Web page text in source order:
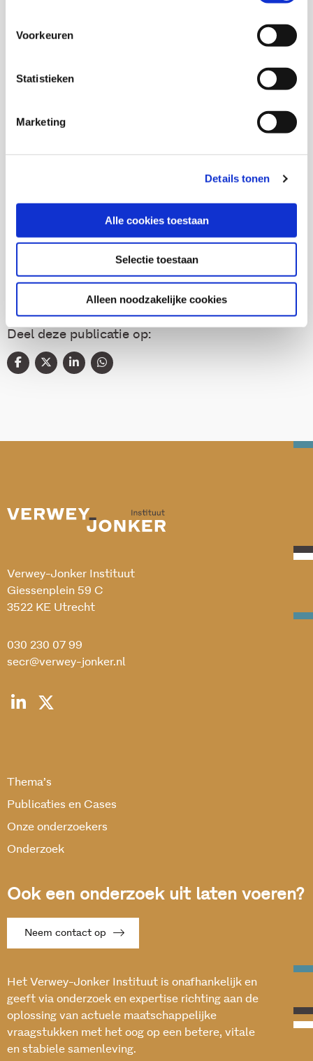
Voorkeuren
Statistieken
Marketing
Details tonen
Alle cookies toestaan
Selectie toestaan
Alleen noodzakelijke cookies
Deel deze publicatie op:
Verwey-Jonker Instituut
Giessenplein 59 C
3522 KE Utrecht
030 230 07 99
secr@verwey-jonker.nl
Thema’s
Publicaties en Cases
Onze onderzoekers
Onderzoek
Ook een onderzoek uit laten voeren?
Neem contact op
Het Verwey-Jonker Instituut is onafhankelijk en
geeft via onderzoek en expertise richting aan de
oplossing van actuele maatschappelijke
vraagstukken met het oog op een betere, vitale
en stabiele samenleving.